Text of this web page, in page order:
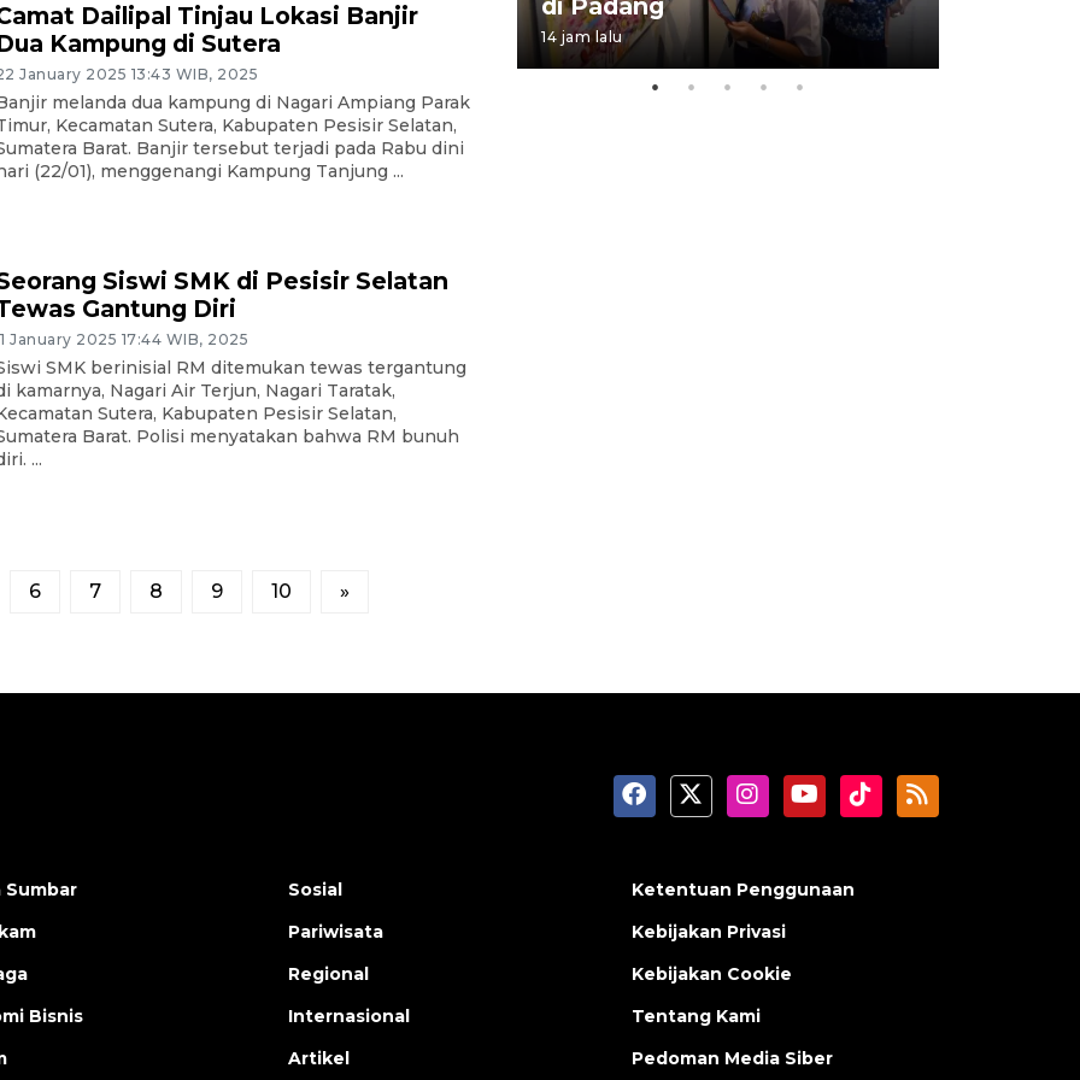
Dailipal Tinjau Lokasi Banjir
Kampung di Sutera
January 2025 13:43 WIB, 2025
melanda dua kampung di Nagari Ampiang Parak
Kecamatan Sutera, Kabupaten Pesisir Selatan,
Barat. Banjir tersebut terjadi pada Rabu dini
(22/01), menggenangi Kampung Tanjung ...
Siswi SMK di Pesisir Selatan
Gantung Diri
January 2025 17:44 WIB, 2025
SMK berinisial RM ditemukan tewas tergantung
kamarnya, Nagari Air Terjun, Nagari Taratak,
Sutera, Kabupaten Pesisir Selatan,
Barat. Polisi menyatakan bahwa RM bunuh
...
6 7 8 9 10 »
Sumbar
05 August 2026 10:33 WIB
di Padang
14 jam lalu
Bisnis
Sosial
Pariwisata
Regional
Internasional
Artikel
Ketentuan Penggunaan
Kebijakan Privasi
Kebijakan Cookie
Tentang Kami
Pedoman Media Siber